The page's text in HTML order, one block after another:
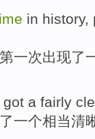
in
一次出现
got a fairly
一个相当清